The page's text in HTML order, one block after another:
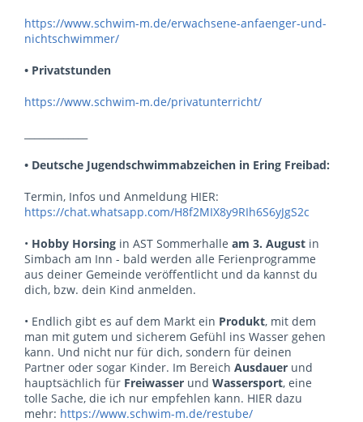
https://www.schwim-m.de/erwachsene-anfaenger-und-
nichtschwimmer/
• Privatstunden
https://www.schwim-m.de/privatunterricht/
• Deutsche Jugendschwimmabzeichen in Ering Freibad:
Termin, Infos und Anmeldung HIER:
https://chat.whatsapp.com/H8f2MIX8y9RIh6S6yJgS2c
• Hobby Horsing in AST Sommerhalle am 3. August in
Simbach am Inn - bald werden alle Ferienprogramme
aus deiner Gemeinde veröffentlicht und da kannst du
dich, bzw. dein Kind anmelden.
• Endlich gibt es auf dem Markt ein Produkt, mit dem
man mit gutem und sicherem Gefühl ins Wasser gehen
kann. Und nicht nur für dich, sondern für deinen
Partner oder sogar Kinder. Im Bereich Ausdauer und
hauptsächlich für Freiwasser und Wassersport, eine
tolle Sache, die ich nur empfehlen kann. HIER dazu
mehr: https://www.schwim-m.de/restube/